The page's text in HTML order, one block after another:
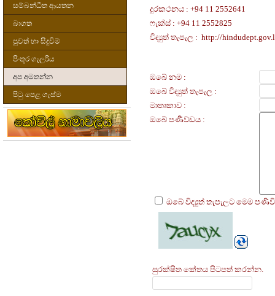
සම්බන්ධීත ආයතන
බාගත
පුවත් හා සිදුවිම්
පිංතූර ගැලරිය
අප අමතන්න
පිටු පෙළ ගැස්ම
දුරකථනය : +94 11 2552641
ෆැක්ස් : +94 11 2552825
විද්‍යුත් තැපැල : http://
ඔබේ නම :
ඔබේ විද්‍යුත් තැපැල :
මාතෘකාව :
ඔබේ පණිව්ඩය :
ඔබේ විද්‍යුත් තැපැලට මෙම
සුරක්ෂිත කේතය පිටපත් කරන්න.